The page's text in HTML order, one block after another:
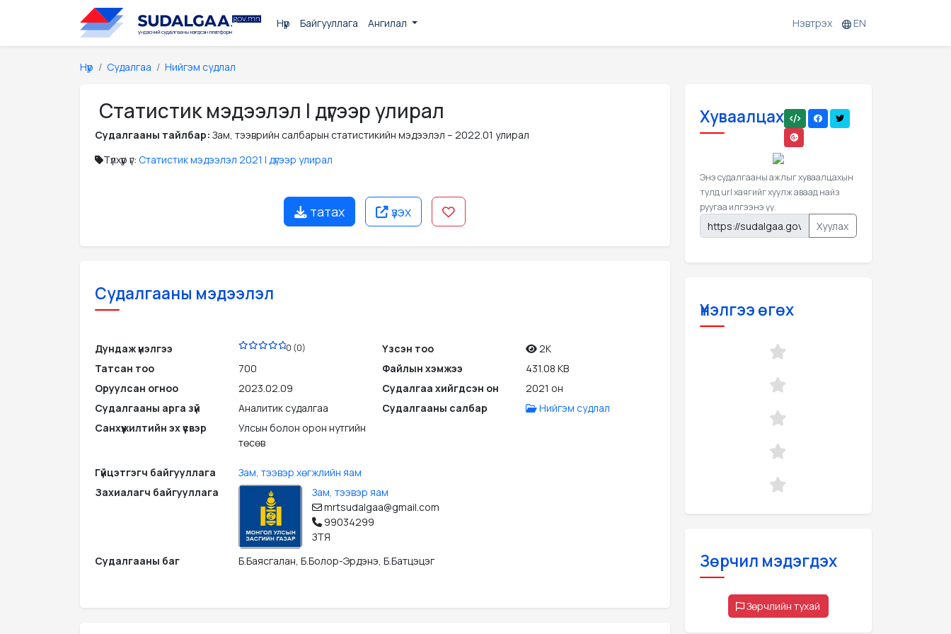
Нүүр Байгууллага Ангилал Нэвтрэх EN
Нүүр Судалгаа Нийгэм судлал
Статистик мэдээлэл I дүгээр улирал
Судалгааны тайлбар: Зам, тээврийн салбарын статистикийн мэдээлэл – 2022.01 улирал
Түлхүүр үг: Статистик мэдээлэл 2021 I дүгээр улирал
татах үзэх
Судалгааны мэдээлэл
Дундаж үнэлгээ 0 (0) Үзсэн тоо
2K
Татсан тоо
700 Файлын хэмжээ
431.08 KB
Оруулсан огноо
2023.02.09 Судалгаа хийгдсэн он
2021 он
Судалгааны арга зүй
Аналитик судалгаа Судалгааны салбар
Нийгэм судлал
Санхүүжилтийн эх үүсвэр
Улсын болон орон нутгийн
төсөв
Гүйцэтгэгч байгууллага
Зам, тээвэр хөгжлийн яам
Захиалагч байгууллага
Зам, тээвэр яам
mrtsudalgaa@gmail.com
99034299
ЗТЯ
Судалгааны баг
Б.Баясгалан, Б.Болор-Эрдэнэ, Б.Батцэцэг
Хуваалцах
Энэ судалгааны ажлыг хуваалцахын
тулд url хаягийг хуулж аваад найз
руугаа илгээнэ үү.
Хуулах
Үнэлгээ өгөх
Зөрчил мэдэгдэх
Зөрчлийн тухай